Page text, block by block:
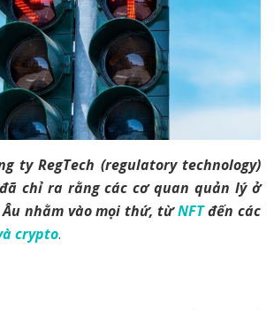
ty RegTech (regulatory technology)
chỉ ra rằng các cơ quan quản lý ở
Âu nhằm vào mọi thứ, từNFTđến các
crypto.